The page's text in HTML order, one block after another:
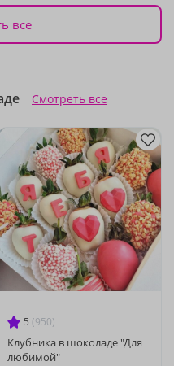
все
Смотреть все
5 (950)
Клубника в шоколаде "Для
любимой"